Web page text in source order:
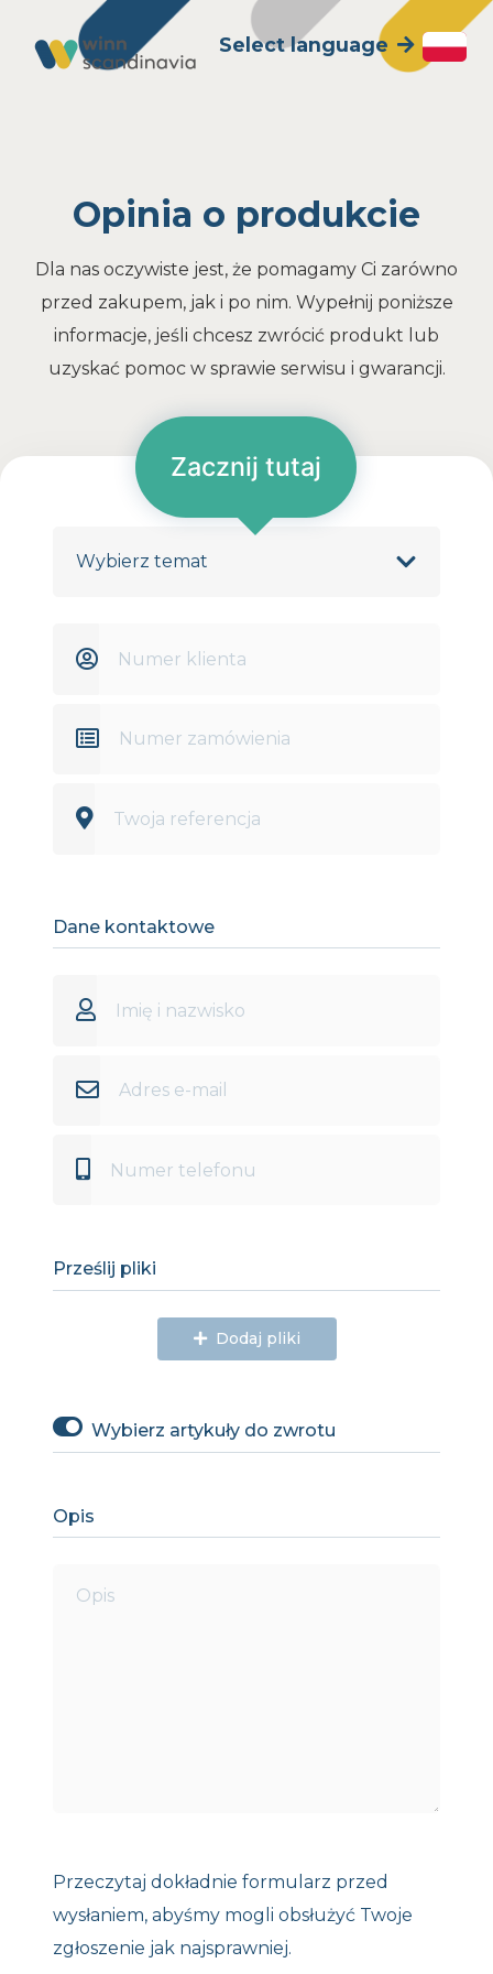
Select language
Opinia o produkcie
Dla nas oczywiste jest, że pomagamy Ci zarówno
przed zakupem, jak i po nim. Wypełnij poniższe
informacje, jeśli chcesz zwrócić produkt lub
uzyskać pomoc w sprawie serwisu i gwarancji.
Dane kontaktowe
Prześlij pliki
Dodaj pliki
Wybierz artykuły do zwrotu
Opis
Przeczytaj dokładnie formularz przed
wysłaniem, abyśmy mogli obsłużyć Twoje
zgłoszenie jak najsprawniej.
Zacznij tutaj